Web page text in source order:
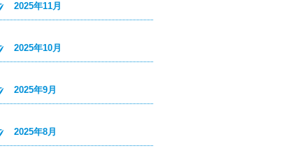
2025年11月
2025年10月
2025年9月
2025年8月